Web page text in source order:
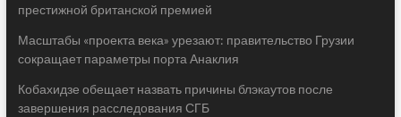
престижной британской премией
Масштабы «проекта века» урезают: правительство Грузии
сокращает параметры порта Анаклия
Кобахидзе обещает назвать причины блэкаутов после
завершения расследования СГБ